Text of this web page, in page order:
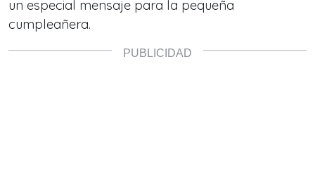
un especial mensaje para la pequeña
cumpleañera.